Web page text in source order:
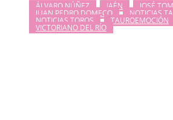
ÁLVARO NÚÑEZ JAÉN JOSÉ
JUAN PEDRO DOMECQ NOTICIAS
NOTICIAS TOROS TAUROEMOCIÓN
VICTORIANO DEL RÍO